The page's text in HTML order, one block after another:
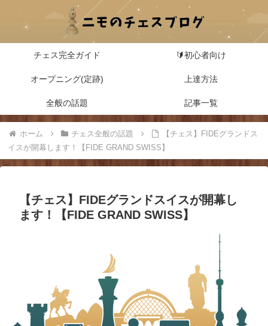
チェス完全ガイド 🔰初心者向け
オープニング(定跡) 上達方法
全般の話題 記事一覧
ホーム チェス全般の話題
【チェス】FIDEグランドス
イスが開幕します！【FIDE GRAND SWISS】
【チェス】FIDEグランドスイスが開幕し
ます！【FIDE GRAND SWISS】